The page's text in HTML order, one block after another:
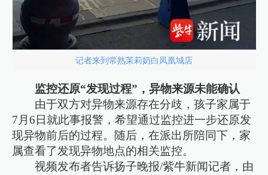
记者来到常熟茉莉奶白凤凰城店
监控还原“发现过程”，异物来源未能确认
由于双方对异物来源存在分歧，孩子家属于
7月6日就此事报警，希望通过监控进一步还原发
现异物前后的过程。随后，在派出所陪同下，家
属查看了发现异物地点的相关监控。
视频发布者告诉扬子晚报/紫牛新闻记者，由